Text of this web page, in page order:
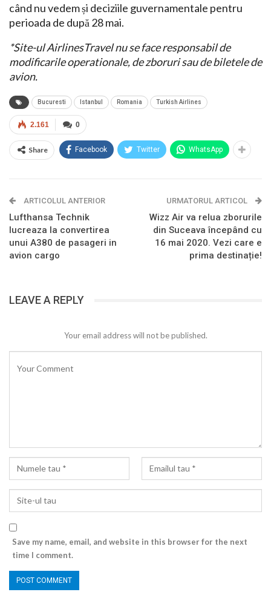
când nu vedem și deciziile guvernamentale pentru
perioada de după 28 mai.
*Site-ul AirlinesTravel nu se face responsabil de
modificarile operationale, de zboruri sau de biletele de
avion.
Bucuresti Istanbul Romania Turkish Airlines
0
2.161
Share Facebook Twitter WhatsApp
ARTICOLUL ANTERIOR
Lufthansa Technik
lucreaza la convertirea
unui A380 de pasageri in
avion cargo
URMATORUL ARTICOL
Wizz Air va relua zborurile
din Suceava începând cu
16 mai 2020. Vezi care e
prima destinație!
LEAVE A REPLY
Your email address will not be published.
Save my name, email, and website in this browser for the next
time I comment.